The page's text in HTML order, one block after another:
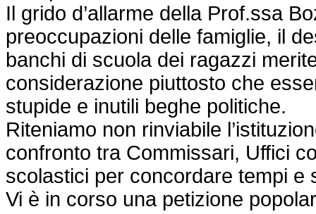
Il grido d’allarme della Prof.ssa
preoccupazioni delle famiglie, il
banchi di scuola dei ragazzi
considerazione piuttosto che
stupide e inutili beghe politiche.
Riteniamo non rinviabile
confronto tra Commissari, Uffici
scolastici per concordare tempi e
Vi è in corso una petizione